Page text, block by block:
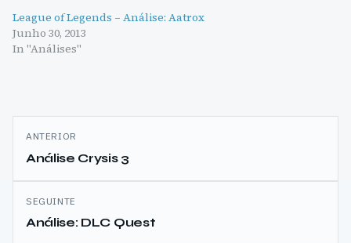
League of Legends – Análise: Aatrox
Junho 30, 2013
In "Análises"
Navegação
de
artigos
ANTERIOR
Análise Crysis 3
SEGUINTE
Análise: DLC Quest